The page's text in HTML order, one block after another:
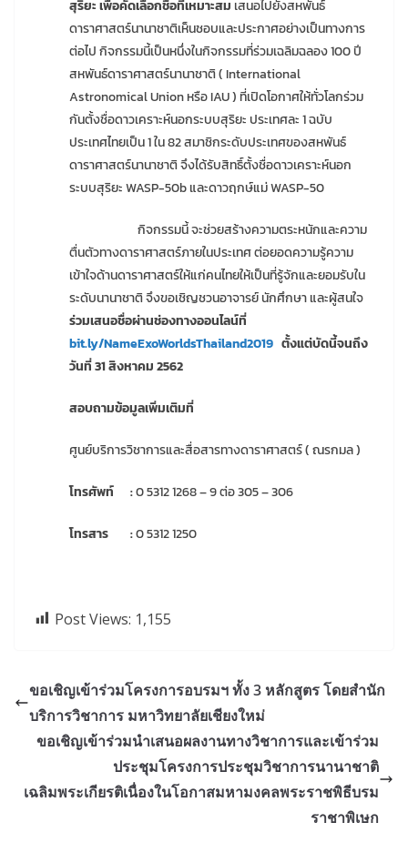
สุริยะ เพื่อคัดเลือกชื่อที่เหมาะสม เสนอไปยังสหพันธ์
ดาราศาสตร์นานาชาติเห็นชอบและประกาศอย่างเป็นทางการ
ต่อไป กิจกรรมนี้เป็นหนึ่งในกิจกรรมที่ร่วมเฉลิมฉลอง 100 ปี
สหพันธ์ดาราศาสตร์นานาชาติ ( International
Astronomical Union หรือ IAU ) ที่เปิดโอกาศให้ทั่วโลกร่วม
กันตั้งชื่อดาวเคราะห์นอกระบบสุริยะ ประเทศละ 1 ฉบับ
ประเทศไทยเป็น 1 ใน 82 สมาชิกระดับประเทศของสหพันธ์
ดาราศาสตร์นานาชาติ จึงได้รับสิทธิ์ตั้งชื่อดาวเคราะห์นอก
ระบบสุริยะ WASP-50b และดาวฤกษ์แม่ WASP-50
กิจกรรมนี้ จะช่วยสร้างความตระหนักและความ
ตื่นตัวทางดาราศาสตร์ภายในประเทศ ต่อยอดความรู้ความ
เข้าใจด้านดาราศาสตร์ให้แก่คนไทยให้เป็นที่รู้จักและยอมรับใน
ระดับนานาชาติ จึงขอเชิญชวนอาจารย์ นักศึกษา และผู้สนใจ
ร่วมเสนอชื่อผ่านช่องทางออนไลน์ที่
bit.ly/NameExoWorldsThailand2019 ตั้งแต่บัดนี้จนถึง
วันที่ 31 สิงหาคม 2562
สอบถามข้อมูลเพิ่มเติมที่
ศูนย์บริการวิชาการและสื่อสารทางดาราศาสตร์ ( ณรกมล )
โทรศัพท์ :0 5312 1268 – 9 ต่อ 305 – 306
โทรสาร :0 5312 1250
Post Views: 1,155
ขอเชิญเข้าร่วมโครงการอบรมฯ ทั้ง 3 หลักสูตร โดยสำนัก
บริการวิชาการ มหาวิทยาลัยเชียงใหม่
ขอเชิญเข้าร่วมนำเสนอผลงานทางวิชาการและเข้าร่วม
ประชุมโครงการประชุมวิชาการนานาชาติ
เฉลิมพระเกียรติเนื่องในโอกาสมหามงคลพระราชพิธีบรม
ราชาพิเษก